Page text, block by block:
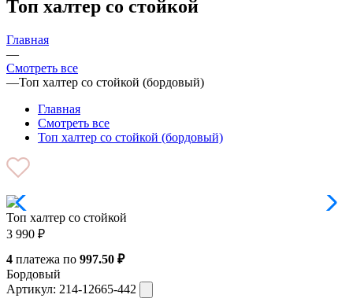
Топ халтер со стойкой
Главная
—
Смотреть все
—Топ халтер со стойкой (бордовый)
Главная
Смотреть все
Топ халтер со стойкой (бордовый)
Топ халтер со стойкой
3 990 ₽
4 платежа по 997.50 ₽
Бордовый
Артикул: 214-12665-442